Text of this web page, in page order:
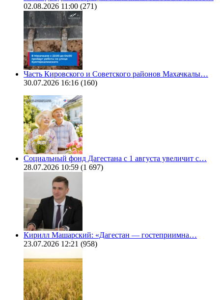
02.08.2026 11:00 (271)
Часть Кировского и Советского районов Махачкалы…
30.07.2026 16:16 (160)
Социальный фонд Дагестана с 1 августа увеличит с…
28.07.2026 10:59 (1 697)
Кирилл Машарский: «Дагестан — гостеприимна…
23.07.2026 12:21 (958)